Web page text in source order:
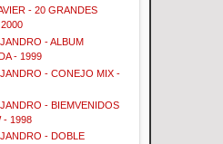
- 20 GRANDES
- ALBUM
- 1999
- CONEJO MIX -
- BIEMVENIDOS
- 1998
- DOBLE